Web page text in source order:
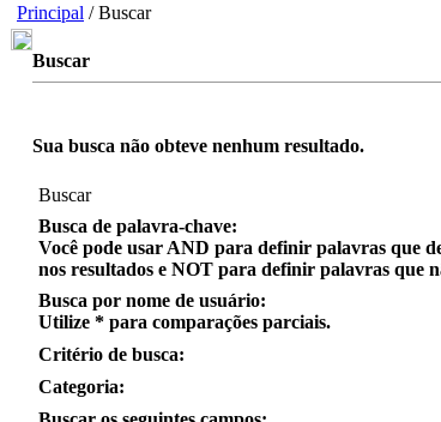
Principal / Buscar
Buscar
Sua busca não obteve nenhum resultado.
Buscar
Busca de palavra-chave:
Você pode usar AND para definir palavras que
nos resultados e NOT para definir palavras que
Busca por nome de usuário:
Utilize * para comparações parciais.
Critério de busca:
Categoria: